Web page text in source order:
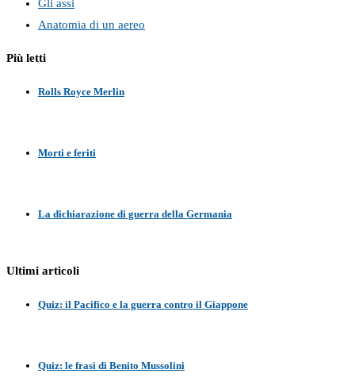
Gli assi
Anatomia di un aereo
Più letti
Rolls Royce Merlin
Morti e feriti
La dichiarazione di guerra della Germania
Ultimi articoli
Quiz: il Pacifico e la guerra contro il Giappone
Quiz: le frasi di Benito Mussolini